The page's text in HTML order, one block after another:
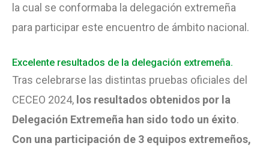
la cual se conformaba la delegación extremeña
para participar este encuentro de ámbito nacional.
Excelente resultados de la delegación extremeña.
Tras celebrarse las distintas pruebas oficiales del
CECEO 2024, los resultados obtenidos por la
Delegación Extremeña han sido todo un éxito.
Con una participación de 3 equipos extremeños,